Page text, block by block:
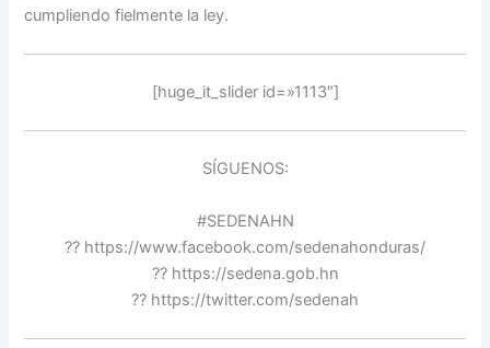
cumpliendo fielmente la ley.
[huge_it_slider id=»1113″]
SÍGUENOS:
#SEDENAHN
?? https://www.facebook.com/sedenahonduras/
?? https://sedena.gob.hn
?? https://twitter.com/sedenah